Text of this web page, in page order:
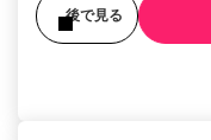
後で見る